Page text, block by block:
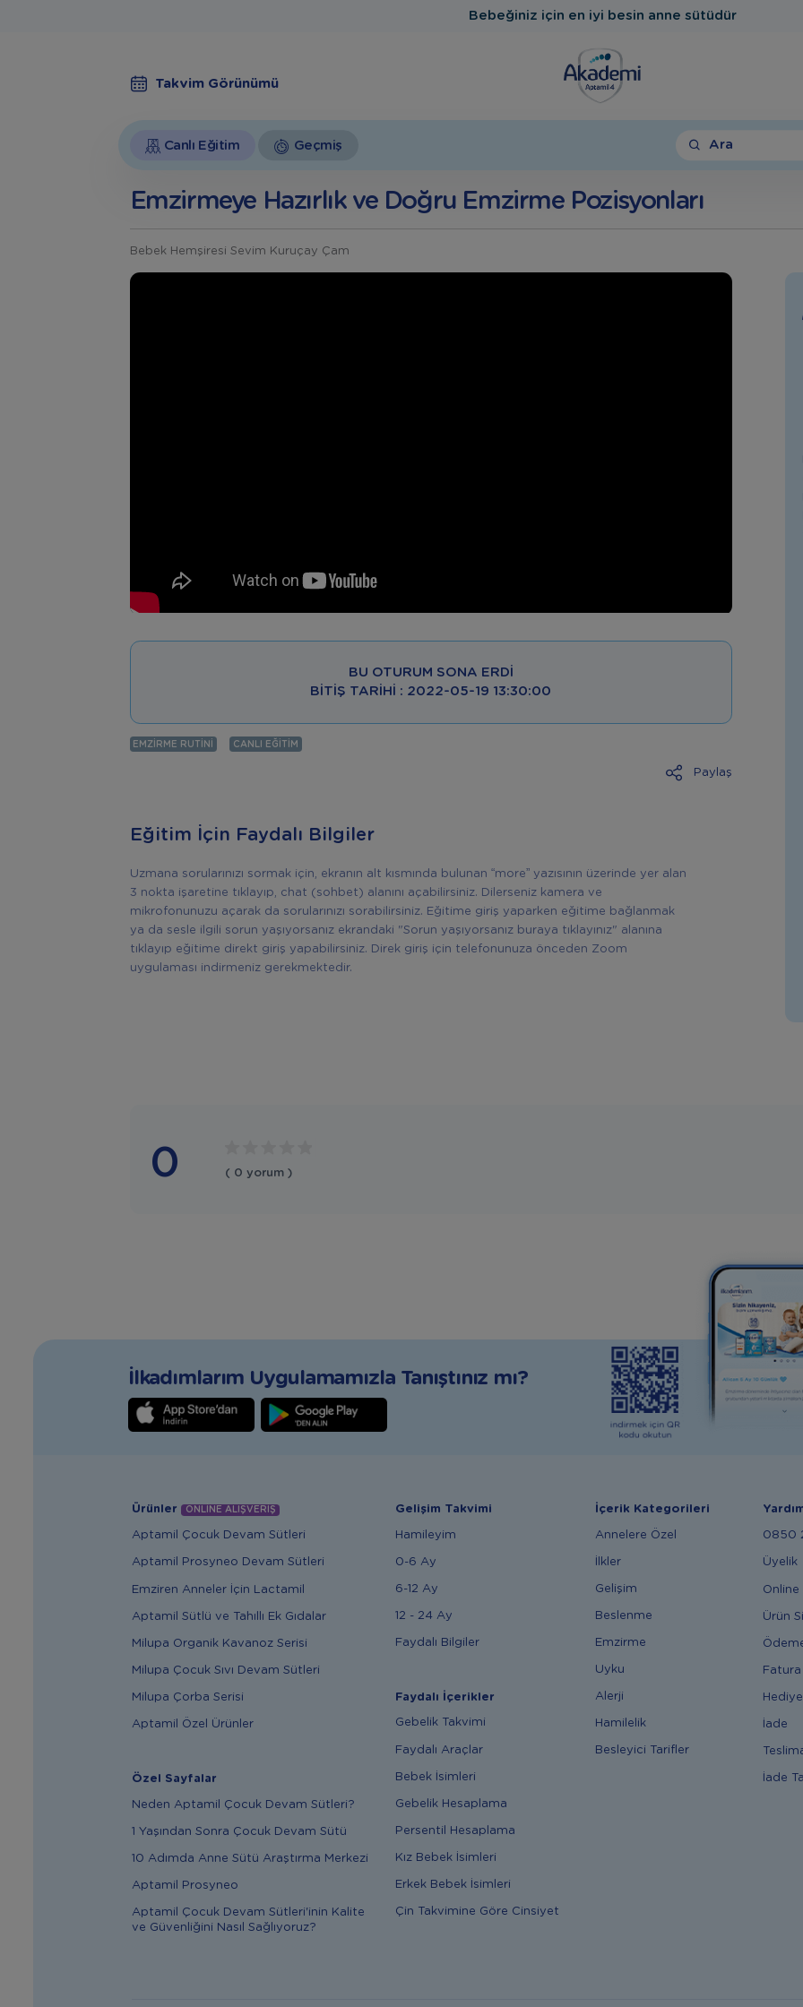
Bebeğiniz için en iyi besin anne sütüdür
Takvim Görünümü
Canlı Eğitim Geçmiş Ara
Emzirmeye Hazırlık ve Doğru Emzirme Pozisyonları
Bebek Hemşiresi Sevim Kuruçay Çam
BU OTURUM SONA ERDI
BITIŞ TARIHI : 2022-05-19 13:30:00
EMZIRME RUTINI CANLI EĞITIM
Paylaş
Eğitim İçin Faydalı Bilgiler
Uzmana sorularınızı sormak için, ekranın alt kısmında bulunan “more” yazısının üzerinde yer alan
3 nokta işaretine tıklayıp, chat (sohbet) alanını açabilirsiniz. Dilerseniz kamera ve
mikrofonunuzu açarak da sorularınızı sorabilirsiniz. Eğitime giriş yaparken eğitime bağlanmak
ya da sesle ilgili sorun yaşıyorsanız ekrandaki "Sorun yaşıyorsanız buraya tıklayınız" alanına
tıklayıp eğitime direkt giriş yapabilirsiniz. Direk giriş için telefonunuza önceden Zoom
uygulaması indirmeniz gerekmektedir.
0 ( 0 yorum )
İlkadımlarım Uygulamamızla Tanıştınız mı?
Ürünler ONLİNE ALIŞVERİŞ
Aptamil Çocuk Devam Sütleri
Aptamil Prosyneo Devam Sütleri
Emziren Anneler İçin Lactamil
Aptamil Sütlü ve Tahıllı Ek Gıdalar
Milupa Organik Kavanoz Serisi
Milupa Çocuk Sıvı Devam Sütleri
Milupa Çorba Serisi
Aptamil Özel Ürünler
Özel Sayfalar
Neden Aptamil Çocuk Devam Sütleri?
1 Yaşından Sonra Çocuk Devam Sütü
10 Adımda Anne Sütü Araştırma Merkezi
Aptamil Prosyneo
Aptamil Çocuk Devam Sütleri'inin Kalite
ve Güvenliğini Nasıl Sağlıyoruz?
Gelişim Takvimi
Hamileyim
0-6 Ay
6-12 Ay
12 - 24 Ay
Faydalı Bilgiler
Faydalı İçerikler
Gebelik Takvimi
Faydalı Araçlar
Bebek İsimleri
Gebelik Hesaplama
Persentil Hesaplama
Kız Bebek İsimleri
Erkek Bebek İsimleri
Çin Takvimine Göre Cinsiyet
İçerik Kategorileri
Annelere Özel
İlkler
Gelişim
Beslenme
Emzirme
Uyku
Alerji
Hamilelik
Besleyici Tarifler
0850
Üyelik
Online
Ürün
Fatura
İade
İade